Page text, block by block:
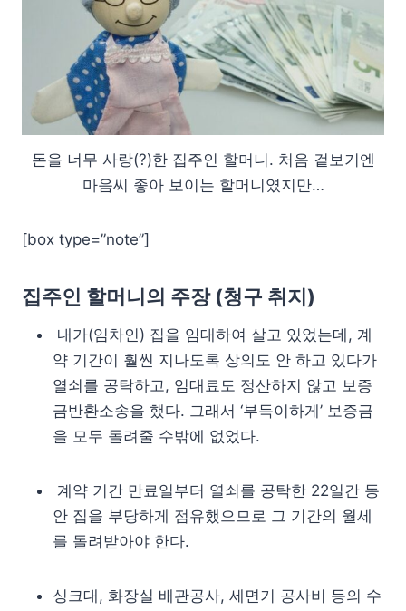
돈을 너무 사랑(?)한 집주인 할머니. 처음 겉보기엔
마음씨 좋아 보이는 할머니였지만…
[box type=”note”]
집주인 할머니의 주장 (청구 취지)
내가(임차인) 집을 임대하여 살고 있었는데, 계
약 기간이 훨씬 지나도록 상의도 안 하고 있다가
열쇠를 공탁하고, 임대료도 정산하지 않고 보증
금반환소송을 했다. 그래서 ‘부득이하게’ 보증금
을 모두 돌려줄 수밖에 없었다.
계약 기간 만료일부터 열쇠를 공탁한 22일간 동
안 집을 부당하게 점유했으므로 그 기간의 월세
를 돌려받아야 한다.
싱크대, 화장실 배관공사, 세면기 공사비 등의 수